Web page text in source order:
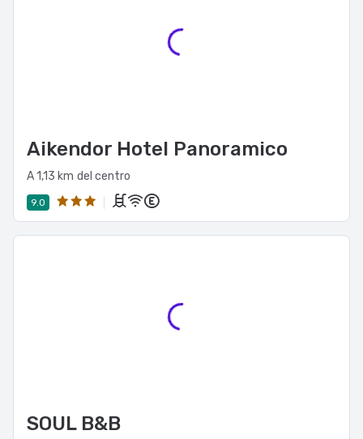
Aikendor Hotel Panoramico
A 1,13 km del centro
9.0
SOUL B&B